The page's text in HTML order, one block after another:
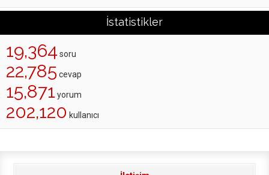
İstatistikler
19,364 soru
22,785 cevap
15,871 yorum
202,120 kullanıcı